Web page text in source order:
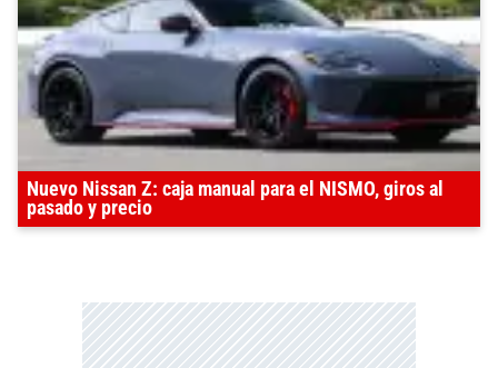
Nuevo Nissan Z: caja manual para el NISMO, giros al
pasado y precio